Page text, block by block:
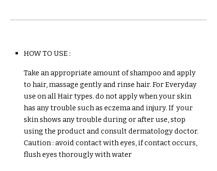
HOW TO USE :
Take an appropriate amount of shampoo and apply
to hair, massage gently and rinse hair.For Everyday
use on allHairtypes. do not apply when your skin
has any trouble such as eczema and injury. If your
skin shows any trouble during or after use, stop
using the product and consult dermatology doctor.
Caution : avoid contact with eyes, if contact occurs,
flush eyes thorougly with water